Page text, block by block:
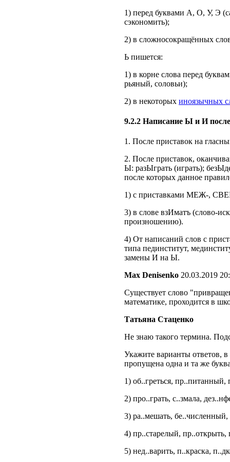
1) перед буквами А, О, У, Э
сэкономить);
2) в сложносокращённых
Ь пишется:
1) в корне слова перед
рьяный, соловьи);
2) в некоторых иноязычных
9.2.2 Написание Ы и И
1. После приставок на
2. После приставок,
Ы: разЫграть (играть);
после которых данное
1) с приставками МЕЖ-,
3) в слове взИматъ (слово-
произношению).
4) От написаний слов с
типа пединститут,
замены И на Ы.
Max Denisenko 20.03.2019
Существует слово
математике, проходится в
Татьяна Стаценко
Не знаю такого термина.
Укажите варианты ответов,
пропущена одна и та же
1) об..греться, пр..питанный,
2) про..грать, с..змала,
3) ра..мешать, бе..численный,
4) пр..старелый, пр..открыть,
5) нед..варить, п..краска,